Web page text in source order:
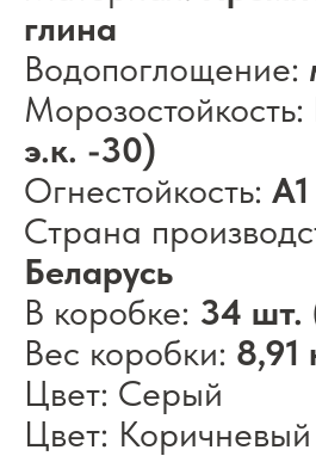
глина
Водопоглощение:
Морозостойкость:
э.к. -30)
Огнестойкость: А1
Страна
Беларусь
В коробке: 34 шт.
Вес коробки: 8,91
Цвет: Серый
Цвет: Коричневый